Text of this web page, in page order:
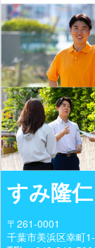
すみ隆
〒261-0001
千葉市美浜区幸町